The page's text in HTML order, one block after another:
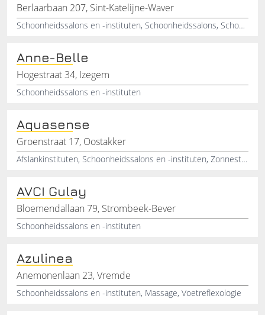
Berlaarbaan 207, Sint-Katelijne-Waver
Schoonheidssalons en -instituten, Schoonheidssalons, Schoonheidsinstituten
Anne-Belle
Hogestraat 34, Izegem
Schoonheidssalons en -instituten
Aquasense
Groenstraat 17, Oostakker
Afslankinstituten, Schoonheidssalons en -instituten, Zonnestudio's, Schoonheidssalons, Schoonheidsinstituten
AVCI Gulay
Bloemendallaan 79, Strombeek-Bever
Schoonheidssalons en -instituten
Azulinea
Anemonenlaan 23, Vremde
Schoonheidssalons en -instituten, Massage, Voetreflexologie